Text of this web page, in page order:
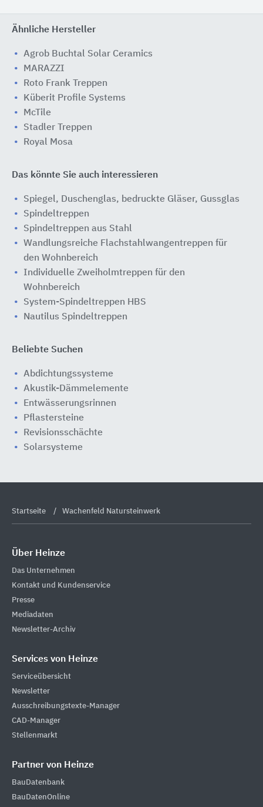
Ähnliche Hersteller
Agrob Buchtal Solar Ceramics
MARAZZI
Roto Frank Treppen
Küberit Profile Systems
McTile
Stadler Treppen
Royal Mosa
Das könnte Sie auch interessieren
Spiegel, Duschenglas, bedruckte Gläser, Gussglas
Spindeltreppen
Spindeltreppen aus Stahl
Wandlungsreiche Flachstahlwangentreppen für
den Wohnbereich
Individuelle Zweiholmtreppen für den
Wohnbereich
System-Spindeltreppen HBS
Nautilus Spindeltreppen
Beliebte Suchen
Abdichtungssysteme
Akustik-Dämmelemente
Entwässerungsrinnen
Pflastersteine
Revisionsschächte
Solarsysteme
Startseite Wachenfeld Natursteinwerk
Über Heinze
Das Unternehmen
Kontakt und Kundenservice
Presse
Mediadaten
Newsletter-Archiv
Services von Heinze
Serviceübersicht
Newsletter
Ausschreibungstexte-Manager
CAD-Manager
Stellenmarkt
Partner von Heinze
BauDatenbank
BauDatenOnline